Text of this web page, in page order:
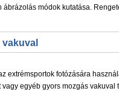
ábrázolás módok kutatása.
extrémsportok fotózására
egyéb gyors mozgás vakuval